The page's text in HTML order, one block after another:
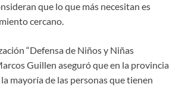
que lo que más necesitan es
cercano.
“Defensa de Niños y Niñas
Guillen aseguró que en la provincia
mayoría de las personas que tienen